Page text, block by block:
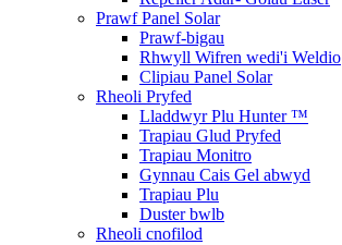
Prawf Panel Solar
Prawf-bigau
Rhwyll Wifren wedi'i Weldio
Clipiau Panel Solar
Rheoli Pryfed
Lladdwyr Plu Hunter ™
Trapiau Glud Pryfed
Trapiau Monitro
Gynnau Cais Gel abwyd
Trapiau Plu
Duster bwlb
Rheoli cnofilod